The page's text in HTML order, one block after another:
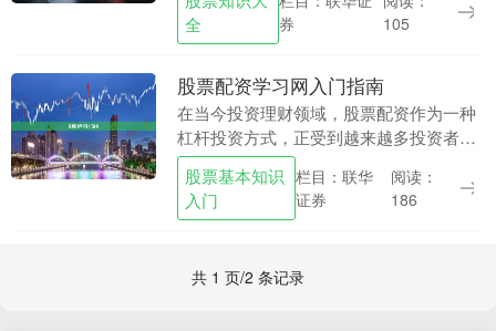
高的风险。本文将为您系统介绍黄金期货
配资的核心要点，....
全
券
105
股票配资学习网入门指南
在当今投资理财领域，股票配资作为一种
杠杆投资方式，正受到越来越多投资者的
关注。然而，对于刚接触这一领域的新手
来说，如何正确理解配资、选择正规平
台、控制风险，是入....
股票基本知识
入门
栏目：联华
证券
阅读：
186
共 1 页/2 条记录